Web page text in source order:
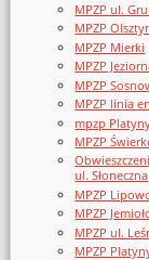
MPZP ul.
MPZP
MPZP Mierki
MPZP
MPZP
MPZP linia
mpzp
MPZP
ul. Słoneczna
MPZP
MPZP
MPZP ul.
MPZP